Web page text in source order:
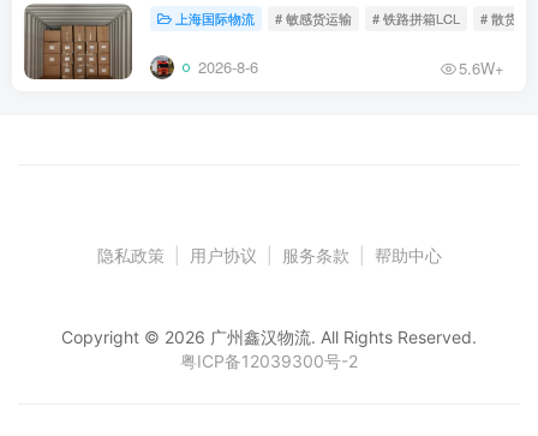
上海国际物流 # 敏感货运输 # 铁路拼箱LCL # 散货铁
2026-8-6 5.6W+
隐私政策 用户协议 服务条款 帮助中心
Copyright © 2026 广州鑫汉物流. All Rights Reserved.
粤ICP备12039300号-2